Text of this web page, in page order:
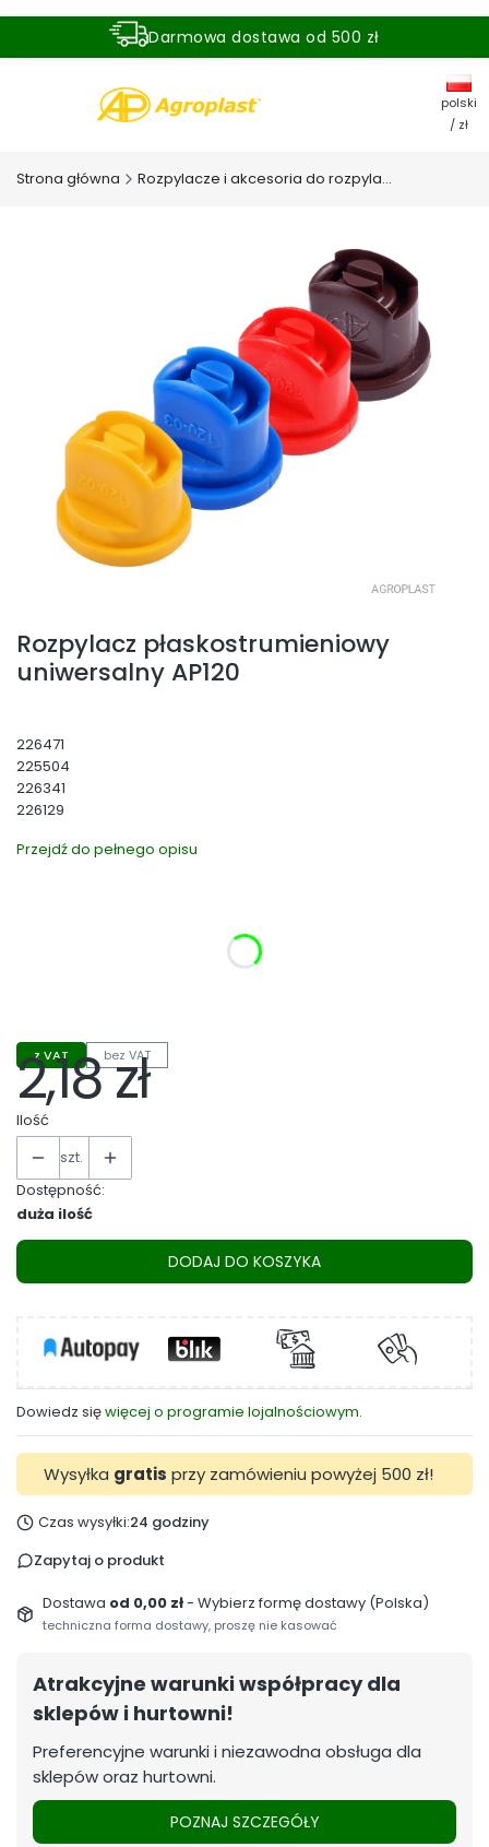
Darmowa dostawa od 500 zł
polski
/ zł
Strona główna Rozpylacze i akcesoria do rozpylaczy
Rozpylacz płaskostrumieniowy
uniwersalny AP120
226471
225504
226341
226129
Przejdź do pełnego opisu
z VAT bez VAT
Cena
2,18 zł
Ilość
szt.
Dostępność:
duża ilość
DODAJ DO KOSZYKA
Dowiedz sięwięcej o programie lojalnościowym.
Wysyłka gratis przy zamówieniu powyżej 500 zł!
Czas wysyłki:24 godziny
Zapytaj o produkt
Dostawa od 0,00 zł- Wybierz formę dostawy (Polska)
techniczna forma dostawy, proszę nie kasować
Atrakcyjne warunki współpracy dla
sklepów i hurtowni!
Preferencyjne warunki i niezawodna obsługa dla
sklepów oraz hurtowni.
POZNAJ SZCZEGÓŁY